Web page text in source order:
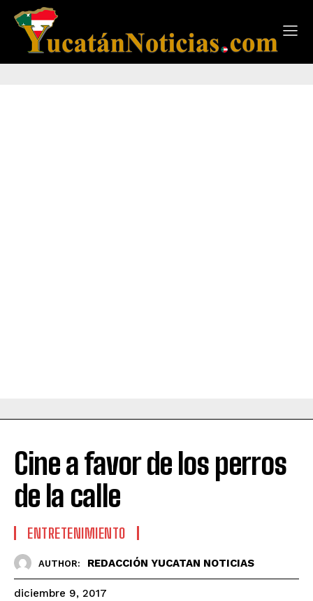
Cine a favor de los perros
de la calle
ENTRETENIMIENTO
AUTHOR: REDACCIÓN YUCATAN NOTICIAS
diciembre 9, 2017